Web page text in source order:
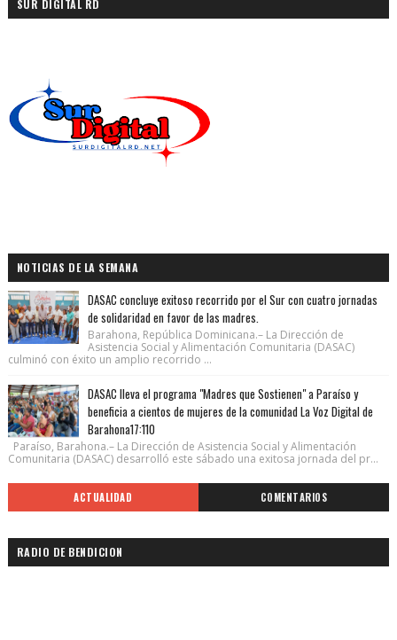
SUR DIGITAL RD
NOTICIAS DE LA SEMANA
DASAC concluye exitoso recorrido por el Sur con cuatro jornadas
de solidaridad en favor de las madres.
Barahona, República Dominicana.– La Dirección de
Asistencia Social y Alimentación Comunitaria (DASAC)
culminó con éxito un amplio recorrido ...
DASAC lleva el programa "Madres que Sostienen" a Paraíso y
beneficia a cientos de mujeres de la comunidad La Voz Digital de
Barahona17:110
Paraíso, Barahona.– La Dirección de Asistencia Social y Alimentación
Comunitaria (DASAC) desarrolló este sábado una exitosa jornada del pr...
ACTUALIDAD COMENTARIOS
RADIO DE BENDICION